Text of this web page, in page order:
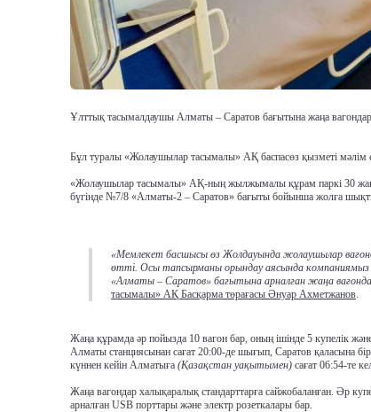
Ұлттық тасымалдаушы Алматы – Саратов бағытына жаңа
Бұл туралы «Жолаушылар тасымалы» АҚ баспасөз қызметі мәлім
«Жолаушылар тасымалы» АҚ-ныңжылжымалы құрам паркі 30
бүгінде №7/8 «Алматы-2 – Саратов» бағыты бойынша жолға
«Мемлекет басшысы өз Жолдауында жолаушылар
өтті. Осы тапсырманы орындау аясында
«Алматы – Саратов» бағытына арналған жаңа
тасымалы» АҚ Басқарма төрағасы Әнуар Ахметжанов.
Жаңа құрамда әр пойызда 10 вагон бар, оның ішінде 5 купелік
Алматы станциясынан сағат 20:00-де шығып, Саратов қаласына
күннен кейін Алматыға (Қазақстан уақытымен) сағат 06:54-те
Жаңа вагондар халықаралық стандарттарға сайжобаланған. Әр
арналған USB порттары және электр розеткалары бар.